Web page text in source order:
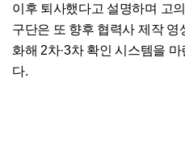
이후 퇴사했다고 설명하며 고
구단은 또 향후 협력사 제작
화해 2차·3차 확인 시스템을
다.